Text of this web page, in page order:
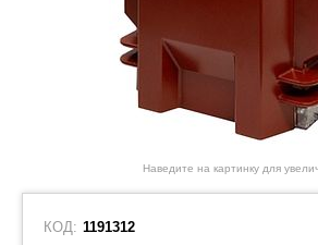
Наведите на картинку для
КОД: 1191312